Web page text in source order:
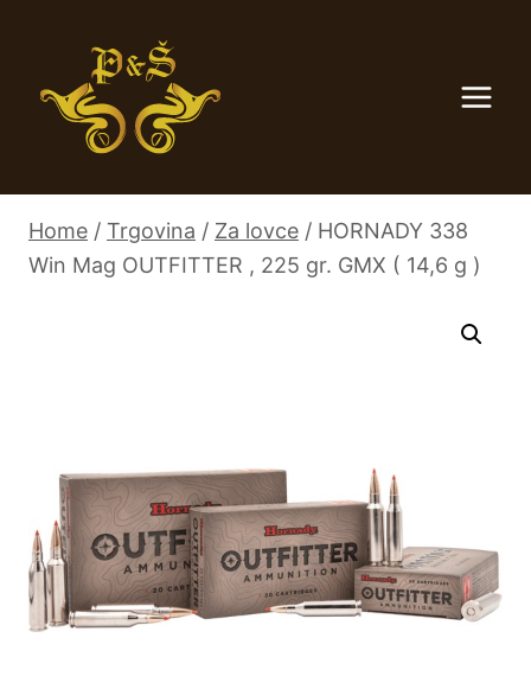
Home / Trgovina / Za lovce / HORNADY 338
Win Mag OUTFITTER , 225 gr. GMX ( 14,6 g )